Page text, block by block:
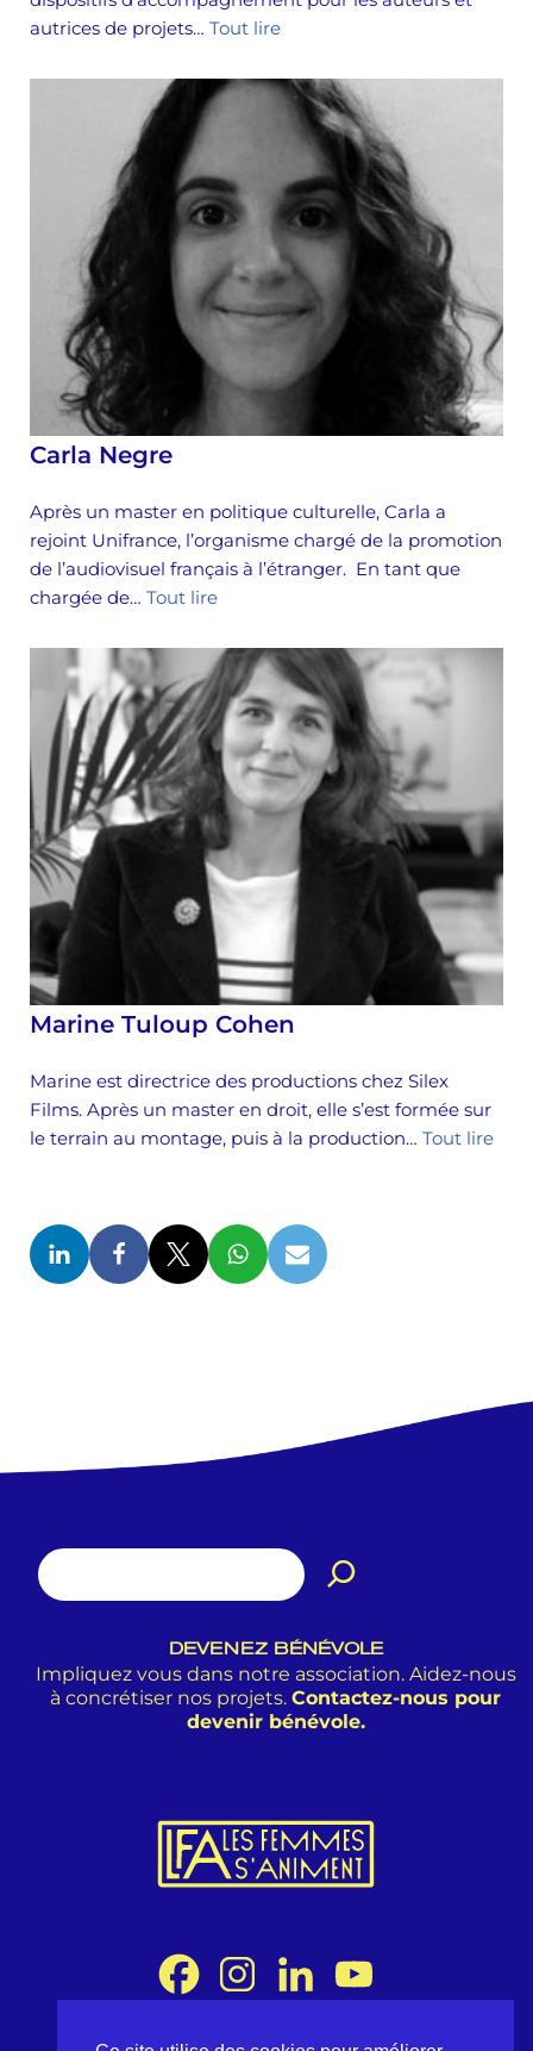
autrices de projets… Tout lire
Carla Negre
Après un master en politique culturelle, Carla a
rejoint Unifrance, l’organisme chargé de la promotion
de l’audiovisuel français à l’étranger. En tant que
chargée de… Tout lire
Marine Tuloup Cohen
Marine est directrice des productions chez Silex
Films. Après un master en droit, elle s’est formée sur
le terrain au montage, puis à la production… Tout lire
DEVENEZ BÉNÉVOLE
Impliquez vous dans notre association. Aidez-nous
à concrétiser nos projets. Contactez-nous pour
devenir bénévole.